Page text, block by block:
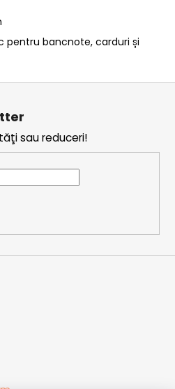
bancnote, carduri și
sau reduceri!